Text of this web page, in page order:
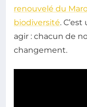
renouvelé du
biodiversité.
agir : chacun de
changement.